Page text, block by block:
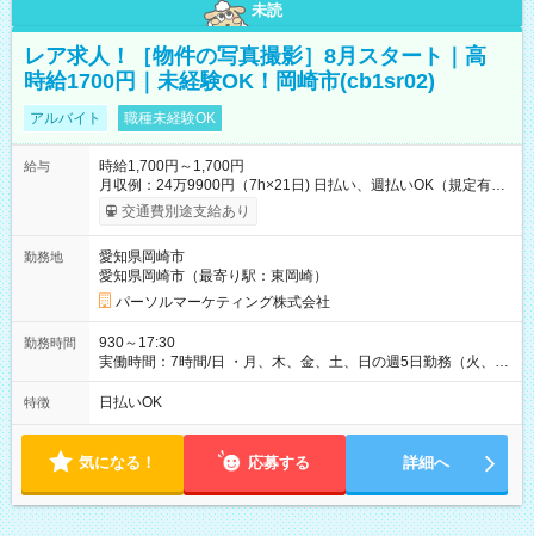
未読
レア求人！［物件の写真撮影］8月スタート｜高
時給1700円｜未経験OK！岡崎市(cb1sr02)
アルバイト 職種未経験OK
給与
時給1,700円～1,700円
月収例：24万9900円（7h×21日) 日払い、週払いOK（規定有
り） 【試用期間】試用期間なし
交通費別途支給あり
勤務地
愛知県岡崎市
愛知県岡崎市（最寄り駅：東岡崎）
パーソルマーケティング株式会社
勤務時間
930～17:30
実働時間：7時間/日 ・月、木、金、土、日の週5日勤務（火、水
は固定休です／夏季、年末年始等、長期休暇有り！） ・ワンシ
フト！ 残業ほぼナシ（0～5h/月）
特徴 日払いOK
気になる！ 応募する 詳細へ